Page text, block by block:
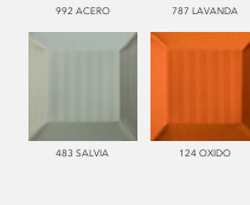
992 ACERO 787 LAVANDA
483 SALVIA 124 OXIDO